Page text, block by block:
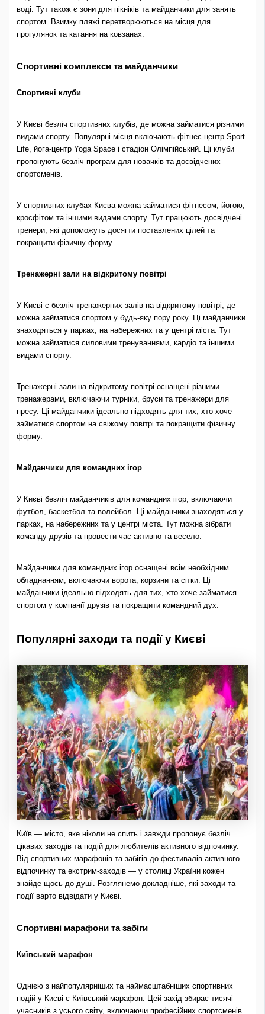
воді. Тут також є зони для пікніків та майданчики для занять
спортом. Взимку пляжі перетворюються на місця для
прогулянок та катання на ковзанах.
Спортивні комплекси та майданчики
Спортивні клуби
У Києві безліч спортивних клубів, де можна займатися різними
видами спорту. Популярні місця включають фітнес-центр Sport
Life, йога-центр Yoga Space і стадіон Олімпійський. Ці клуби
пропонують безліч програм для новачків та досвідчених
спортсменів.
У спортивних клубах Києва можна займатися фітнесом, йогою,
кросфітом та іншими видами спорту. Тут працюють досвідчені
тренери, які допоможуть досягти поставлених цілей та
покращити фізичну форму.
Тренажерні зали на відкритому повітрі
У Києві є безліч тренажерних залів на відкритому повітрі, де
можна займатися спортом у будь-яку пору року. Ці майданчики
знаходяться у парках, на набережних та у центрі міста. Тут
можна займатися силовими тренуваннями, кардіо та іншими
видами спорту.
Тренажерні зали на відкритому повітрі оснащені різними
тренажерами, включаючи турніки, бруси та тренажери для
пресу. Ці майданчики ідеально підходять для тих, хто хоче
займатися спортом на свіжому повітрі та покращити фізичну
форму.
Майданчики для командних ігор
У Києві безліч майданчиків для командних ігор, включаючи
футбол, баскетбол та волейбол. Ці майданчики знаходяться у
парках, на набережних та у центрі міста. Тут можна зібрати
команду друзів та провести час активно та весело.
Майданчики для командних ігор оснащені всім необхідним
обладнанням, включаючи ворота, корзини та сітки. Ці
майданчики ідеально підходять для тих, хто хоче займатися
спортом у компанії друзів та покращити командний дух.
Популярні заходи та події у Києві
Київ — місто, яке ніколи не спить і завжди пропонує безліч
цікавих заходів та подій для любителів активного відпочинку.
Від спортивних марафонів та забігів до фестивалів активного
відпочинку та екстрим-заходів — у столиці України кожен
знайде щось до душі. Розглянемо докладніше, які заходи та
події варто відвідати у Києві.
Спортивні марафони та забіги
Київський марафон
Однією з найпопулярніших та наймасштабніших спортивних
подій у Києві є Київський марафон. Цей захід збирає тисячі
учасників з усього світу, включаючи професійних спортсменів